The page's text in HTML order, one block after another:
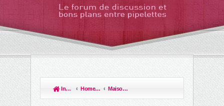
Index du forum Home sweet home Maison et décoration
ec